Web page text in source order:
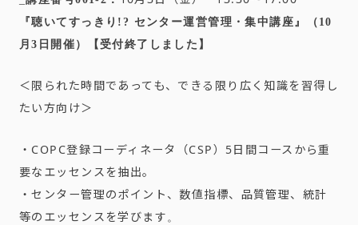
『聴いてすっきり!? センター運営管理・集中講座』（10
月3日開催）
【受付終了しました】
＜限られた時間であっても、できる限り広く知識を習得し
たい方向け＞
・COPC登録コーディネータ（CSP）5日間コースから重
要なエッセンスを抽出。
・センター管理のポイント、数値指標、品質管理、統計
等のエッセンスを学びます 。